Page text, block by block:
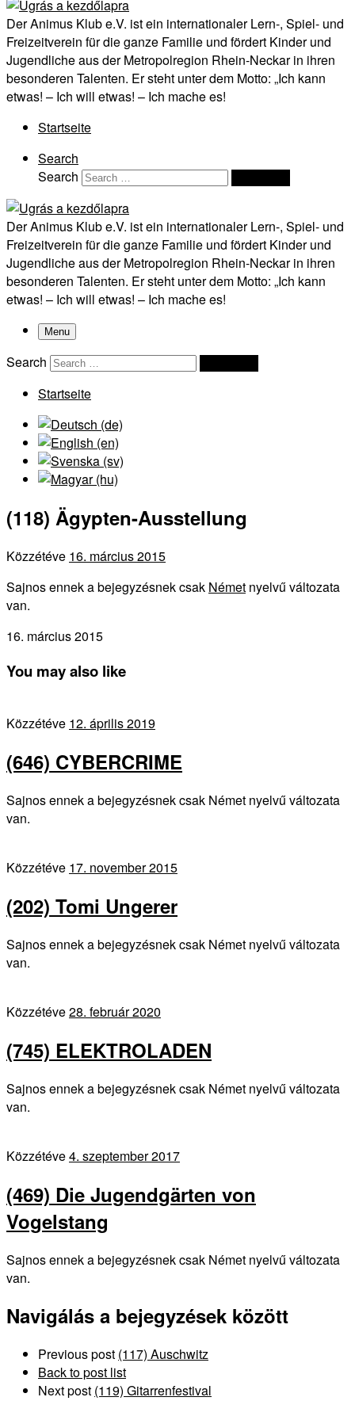
Der Animus Klub e.V. ist ein internationaler Lern-, Spiel- und
Freizeitverein für die ganze Familie und fördert Kinder und
Jugendliche aus der Metropolregion Rhein-Neckar in ihren
besonderen Talenten. Er steht unter dem Motto: „Ich kann
etwas! – Ich will etwas! – Ich mache es!
Startseite
Search
Search
Der Animus Klub e.V. ist ein internationaler Lern-, Spiel- und
Freizeitverein für die ganze Familie und fördert Kinder und
Jugendliche aus der Metropolregion Rhein-Neckar in ihren
besonderen Talenten. Er steht unter dem Motto: „Ich kann
etwas! – Ich will etwas! – Ich mache es!
Menu
Search
Startseite
(118) Ägypten-Ausstellung
Közzétéve 16. március 2015
Sajnos ennek a bejegyzésnek csak Német nyelvű változata
van.
16. március 2015
You may also like
Közzétéve 12. április 2019
(646) CYBERCRIME
Sajnos ennek a bejegyzésnek csak Német nyelvű változata
van.
Közzétéve 17. november 2015
(202) Tomi Ungerer
Sajnos ennek a bejegyzésnek csak Német nyelvű változata
van.
Közzétéve28. február 2020
(745) ELEKTROLADEN
Sajnos ennek a bejegyzésnek csak Német nyelvű változata
van.
Közzétéve4. szeptember 2017
(469) Die Jugendgärten von
Vogelstang
Sajnos ennek a bejegyzésnek csak Német nyelvű változata
van.
Navigálás a bejegyzések között
Previous post (117) Auschwitz
Back to post list
Next post (119) Gitarrenfestival